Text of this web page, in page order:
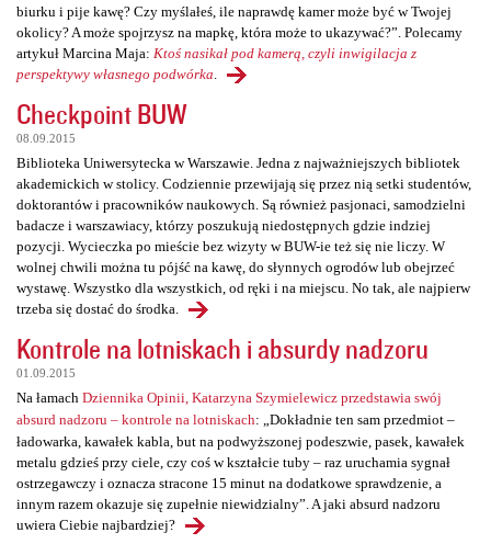
biurku i pije kawę? Czy myślałeś, ile naprawdę kamer może być w Twojej
okolicy? A może spojrzysz na mapkę, która może to ukazywać?”. Polecamy
artykuł Marcina Maja: Ktoś nasikał pod kamerą, czyli inwigilacja z
perspektywy własnego podwórka
Checkpoint BUW
08.09.2015
Biblioteka Uniwersytecka w Warszawie. Jedna z najważniejszych bibliotek
akademickich w stolicy. Codziennie przewijają się przez nią setki studentów,
doktorantów i pracowników naukowych. Są również pasjonaci, samodzielni
badacze i warszawiacy, którzy poszukują niedostępnych gdzie indziej
pozycji. Wycieczka po mieście bez wizyty w BUW-ie też się nie liczy. W
wolnej chwili można tu pójść na kawę, do słynnych ogrodów lub obejrzeć
wystawę. Wszystko dla wszystkich, od ręki i na miejscu. No tak, ale najpierw
trzeba się dostać do środka.
Kontrole na lotniskach i absurdy nadzoru
01.09.2015
Na łamach Dziennika Opinii, Katarzyna Szymielewicz przedstawia swój
absurd nadzoru – kontrole na lotniskach: „Dokładnie ten sam przedmiot –
ładowarka, kawałek kabla, but na podwyższonej podeszwie, pasek, kawałek
metalu gdzieś przy ciele, czy coś w kształcie tuby – raz uruchamia sygnał
ostrzegawczy i oznacza stracone 15 minut na dodatkowe sprawdzenie, a
innym razem okazuje się zupełnie niewidzialny”. A jaki absurd nadzoru
uwiera Ciebie najbardziej?